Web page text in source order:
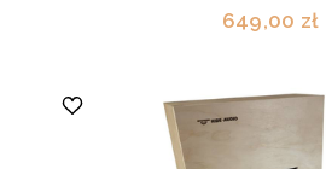
649,00 zł